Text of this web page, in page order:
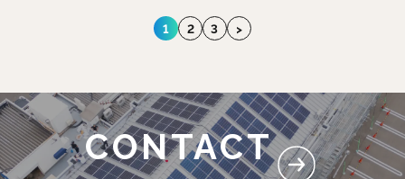
1 2 3 >
CONTACT